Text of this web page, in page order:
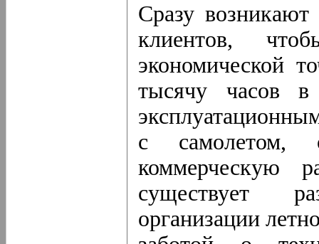
Сразу возникают
клиентов,
экономической
тысячу часов
с самолетом,
коммерческую
существует
организации